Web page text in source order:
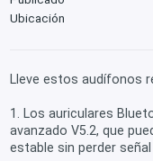
Ubicación
Lleve estos audífonos
1. Los auriculares
avanzado V5.2, que
estable sin perder señal